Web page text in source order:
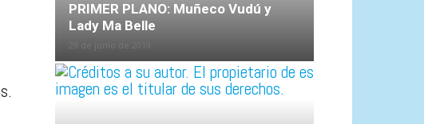
PRIMER PLANO: Muñeco Vudú y
Lady Ma Belle